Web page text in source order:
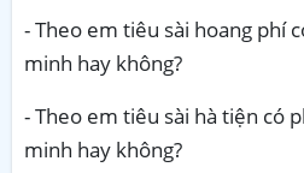
- Theo em tiêu sài hoang phí
minh hay không?
- Theo em tiêu sài hà tiện có
minh hay không?